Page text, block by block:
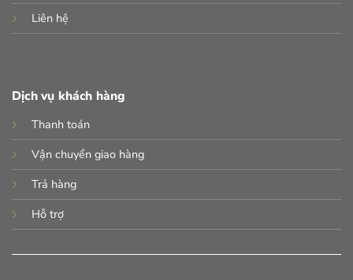
Liên hệ
Dịch vụ khách hàng
Thanh toán
Vận chuyển giao hàng
Trả hàng
Hỗ trợ